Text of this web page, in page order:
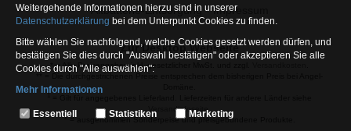
Altbatterie-Entsorgung
Impressum
Zur Desktop Webseite
* = Alle Preisangaben inkl. gesetzlicher MwSt. und zzgl.
Versandinfoseite.
2= ausgenommen Sonderpeise und preisgebundene Produkte.
Weitergehende Informationen hierzu sind in unserer
Datenschutzerklärung bei dem Unterpunkt Cookies zu finden.
Bitte wählen Sie nachfolgend, welche Cookies gesetzt werden dürfen, und
bestätigen Sie dies durch "Auswahl bestätigen" oder akzeptieren Sie alle
Cookies durch "Alle auswählen":
Mehr Informationen
Essentiell
Essentiell Statistiken Marketing